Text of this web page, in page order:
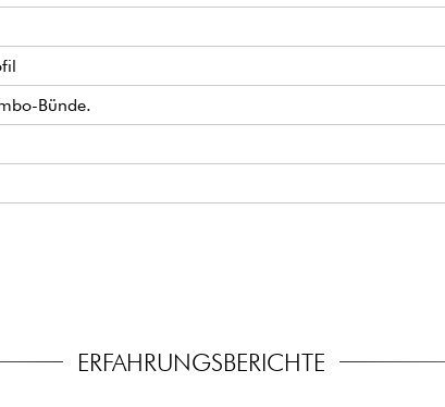
Bünde.
Pickups
ERFAHRUNGSBERICHTE